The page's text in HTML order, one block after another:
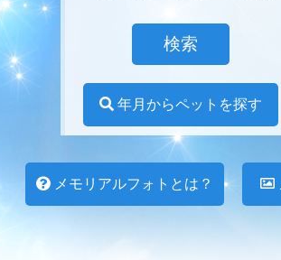
年月からペットを探す
メモリアルフォトとは？